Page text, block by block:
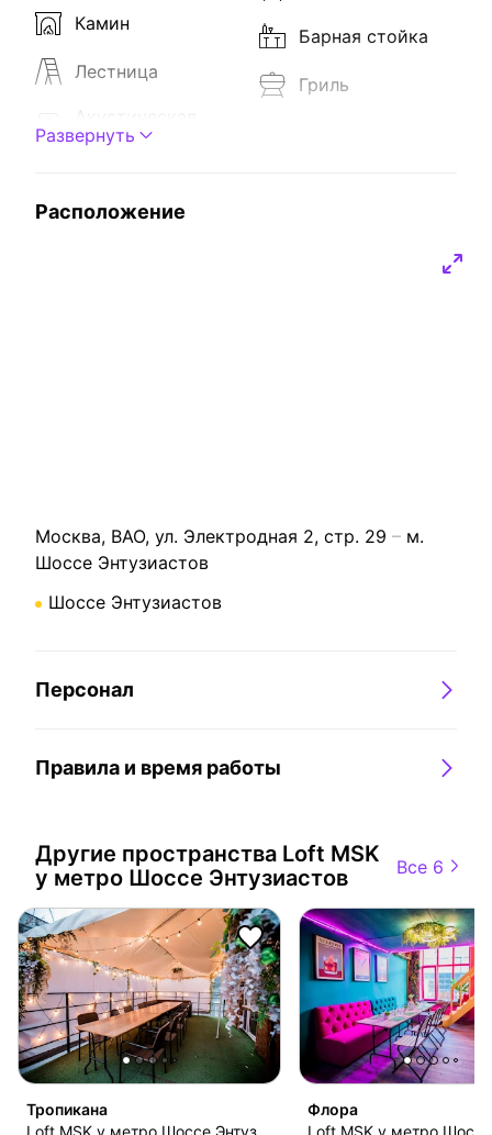
Камин
Лестница
Акустическая
система
Барная стойка
Гриль
Настольные игры
Развернуть
Расположение
Москва, ВАО, ул. Электродная 2, стр. 29
м.
Шоссе Энтузиастов
Шоссе Энтузиастов
Персонал
Правила и время работы
Другие пространства Loft MSK
у метро Шоссе Энтузиастов
Все 6
Тропикана
Флора